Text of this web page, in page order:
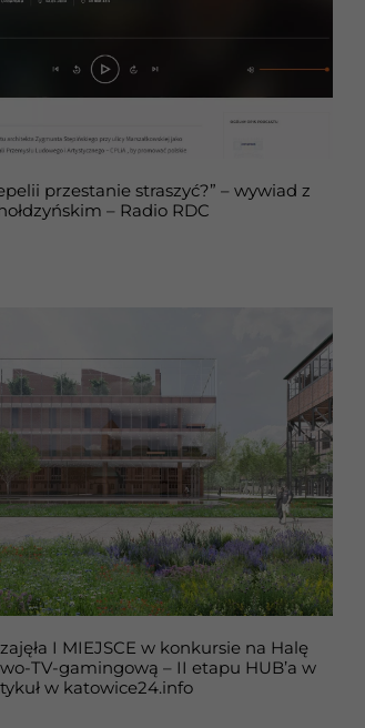
przestanie straszyć?” – wywiad z
– Radio RDC
I MIEJSCE w konkursie na Halę
TV-gamingową – II etapu HUB’a w
w katowice24.info